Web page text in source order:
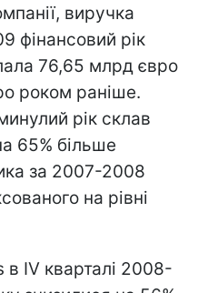
виручка
фінансовий рік
76,65 млрд євро
роком раніше.
рік склав
65% більше
за 2007-2008
на рівні
в IV кварталі 2008-